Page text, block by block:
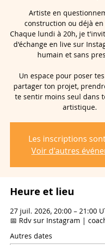
Artiste en
construction ou déjà en
Chaque lundi à 20h, je
d'échange en live sur
humain et sans
Un espace pour poser
partager ton projet,
te sentir moins seul dans
artistique.
Les inscriptions
Voir d'autres
Heure et lieu
27 juil. 2026, 20:00 – 21:00
📅 Rdv sur Instagram |
Autres dates